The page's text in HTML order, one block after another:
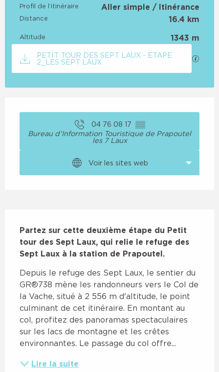
Profil de l’itinéraire Aller simple / Itinérance
Distance 16.4 km
Altitude 1343 m
Documentation
PETIT TOUR DES SEPT LAUX - ETAPE
2_LES SEPT LAUX
04 76 08 17 ▒▒
Bureau d'Information Touristique de Prapoutel
les 7 Laux
Voir les sites web
Partez sur cette deuxième étape du Petit
tour des Sept Laux, qui relie le refuge des
Sept Laux à la station de Prapoutel.
Depuis le refuge des Sept Laux, le sentier du
GR®738 mène les randonneurs vers le Col de
la Vache, situé à 2 556 m d'altitude, le point
culminant de cet itinéraire. En montant au
col, profitez des panoramas spectaculaires
sur les lacs de montagne et les crêtes
environnantes. Le passage du col offre...
Lire la suite